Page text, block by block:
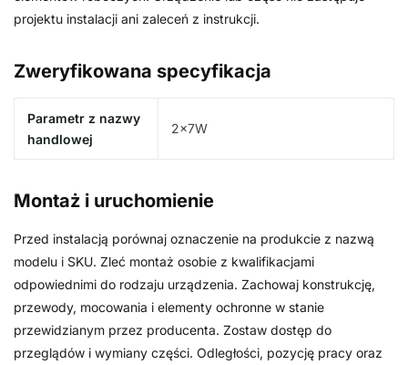
projektu instalacji ani zaleceń z instrukcji.
Zweryfikowana specyfikacja
Parametr z nazwy
handlowej
2x7W
Montaż i uruchomienie
Przed instalacją porównaj oznaczenie na produkcie z nazwą
modelu i SKU. Zleć montaż osobie z kwalifikacjami
odpowiednimi do rodzaju urządzenia. Zachowaj konstrukcję,
przewody, mocowania i elementy ochronne w stanie
przewidzianym przez producenta. Zostaw dostęp do
przeglądów i wymiany części. Odległości, pozycję pracy oraz